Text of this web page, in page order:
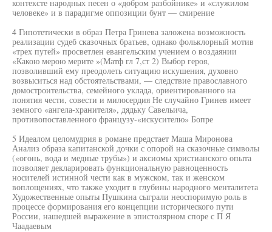
контексте народных песен о «добром разбойнике» и «служилом
человеке» и в парадигме оппозиции бунт — смирение
4 Гипотетически в образ Петра Гринева заложена возможность
реализации судеб сказочных братьев, однако фольклорный мотив
«трех путей» просветлен евангельским учением о воздаянии
«Какою мерою мерите »(Матф гл 7,ст 2) Выбор героя,
позволивший ему преодолеть ситуацию искушения, духовно
возвыситься над обстоятельствами, — следствие православного
домостроительства, семейного уклада, ориентированного на
понятия чести, совести и милосердия Не случайно Гринев имеет
земного «ангела-хранителя», дядьку Савельича,
противопоставленного французу-«искусителю» Бопре
5 Идеалом целомудрия в романе предстает Маша Миронова
Анализ образа капитанской дочки с опорой на сказочные символы
(«огонь, вода и медные трубы») и аксиомы христианского опыта
позволяет декларировать функциональную равноценность
носителей истинной чести как в мужском, так и женском
воплощениях, что также уходит в глубины народного менталитета
Художественные опыты Пушкина сыграли неоспоримую роль в
процессе формирования его концепции исторического пути
России, нашедшей выражение в эпистолярном споре с П Я
Чаадаевым